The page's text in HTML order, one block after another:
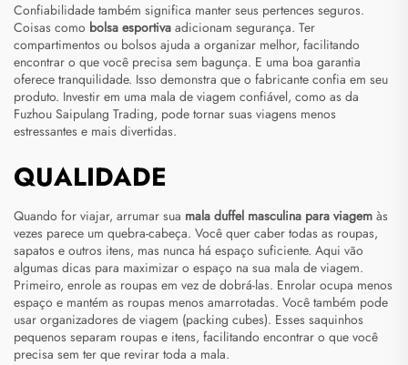
Confiabilidade também significa manter seus pertences seguros.
Coisas como bolsa esportiva adicionam segurança. Ter
compartimentos ou bolsos ajuda a organizar melhor, facilitando
encontrar o que você precisa sem bagunça. E uma boa garantia
oferece tranquilidade. Isso demonstra que o fabricante confia em seu
produto. Investir em uma mala de viagem confiável, como as da
Fuzhou Saipulang Trading, pode tornar suas viagens menos
estressantes e mais divertidas.
QUALIDADE
Quando for viajar, arrumar sua mala duffel masculina para viagem às
vezes parece um quebra-cabeça. Você quer caber todas as roupas,
sapatos e outros itens, mas nunca há espaço suficiente. Aqui vão
algumas dicas para maximizar o espaço na sua mala de viagem.
Primeiro, enrole as roupas em vez de dobrá-las. Enrolar ocupa menos
espaço e mantém as roupas menos amarrotadas. Você também pode
usar organizadores de viagem (packing cubes). Esses saquinhos
pequenos separam roupas e itens, facilitando encontrar o que você
precisa sem ter que revirar toda a mala.